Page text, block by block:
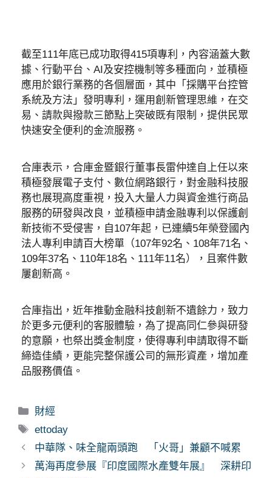
截至111年底已成功取得415項專利，內容涵蓋大數
據、行動平台、AI及安控機制等多種面向，並積極
應用於銀行業務的各個層面，其中「採購平台控管
系統及方法」發明專利，運用創新管理思維，在交
易、請款與撥款三節點上突破既有限制，提供民眾
快速安全便利的金流服務。
合庫表示，合庫金暨銀行董事長雷仲達自上任以來
積極發展電子支付、數位網路銀行，對金融科技服
務也展現高度重視，投入大量人力與資金進行商品
服務的研發與改良，並積極申請金融專利以保護創
新技術不受侵害，自107年起，已連續5年榮登國內
法人專利申請百大榜單（107年92名、108年71名、
109年37名、110年18名、111年11名），且案件數
屢創新高。
合庫指出，近年推動金融科技創新不遺餘力，致力
於更多元便利的客服體驗，為了提高同仁參與研發
的意願，也祭出獎金制度，使得專利申請取得不斷
締造佳績，更能完整保護公司的無形資產，增加產
品服務價值。
分
類
財經
標
籤
ettoday
中華隊、味全龍兩頭跑 「火哥」兼顧不喊累
萬海再度參展『印度國際水產雙年展』 深耕印